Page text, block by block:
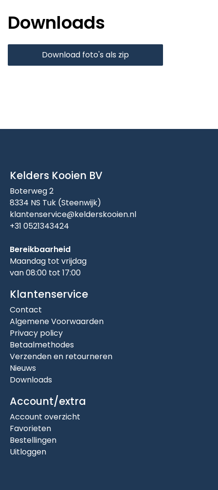
Downloads
Download foto's als zip
Kelders Kooien BV
Boterweg 2
8334 NS Tuk (Steenwijk)
klantenservice@kelderskooien.nl
+31 0521343424
Bereikbaarheid
Maandag tot vrijdag
van 08:00 tot 17:00
Klantenservice
Contact
Algemene Voorwaarden
Privacy policy
Betaalmethodes
Verzenden en retourneren
Nieuws
Downloads
Account/extra
Account overzicht
Favorieten
Bestellingen
Uitloggen